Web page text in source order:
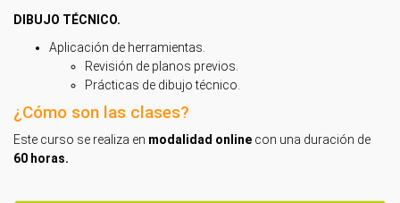
DIBUJO TÉCNICO.
Aplicación de herramientas.
Revisión de planos previos.
Prácticas de dibujo técnico.
¿Cómo son las clases?
Este curso se realiza en modalidad online con una duración de
60 horas.